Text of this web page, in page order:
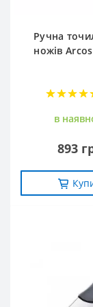
Ручна
ножів
в
893